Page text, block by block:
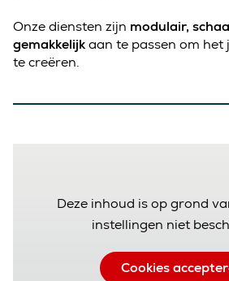
Onze diensten zijn modulair,
gemakkelijkaan te passen om het
te creëren.
Deze inhoud is op grond
instellingen niet
Cookies